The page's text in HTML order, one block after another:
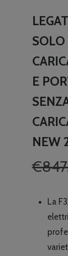
E
NEW
€
La